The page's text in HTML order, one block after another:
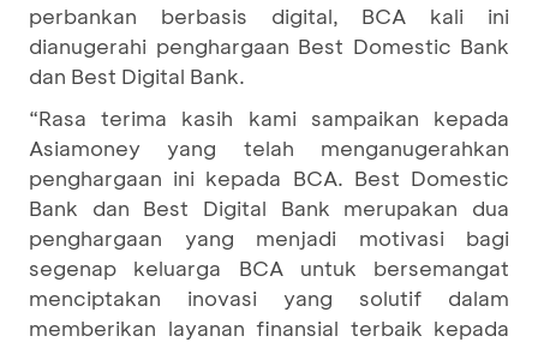
perbankan berbasis digital, BCA kali ini
dianugerahi penghargaan Best Domestic Bank
dan Best Digital Bank.
“Rasa terima kasih kami sampaikan kepada
Asiamoney yang telah menganugerahkan
penghargaan ini kepada BCA. Best Domestic
Bank dan Best Digital Bank merupakan dua
penghargaan yang menjadi motivasi bagi
segenap keluarga BCA untuk bersemangat
menciptakan inovasi yang solutif dalam
memberikan layanan finansial terbaik kepada